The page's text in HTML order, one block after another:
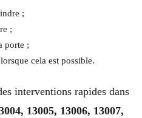
;
;
porte ;
cela est possible.
interventions rapides dans
13005, 13006, 13007,